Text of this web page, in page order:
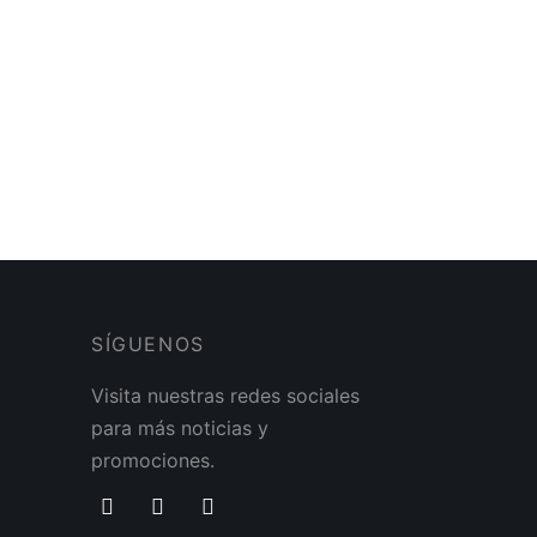
SÍGUENOS
Visita nuestras redes sociales
para más noticias y
promociones.